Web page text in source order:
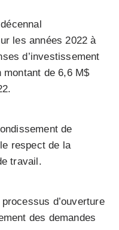
les années 2022 à
d’investissement
de 6,6 M$
de
respect de la
travail.
processus d’ouverture
des demandes